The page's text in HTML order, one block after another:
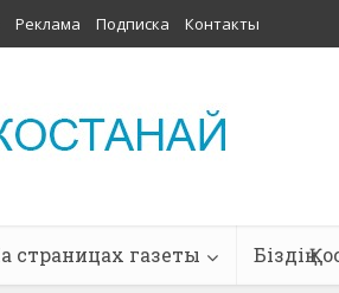
Реклама Подписка Контакты
страницах газеты Біздің